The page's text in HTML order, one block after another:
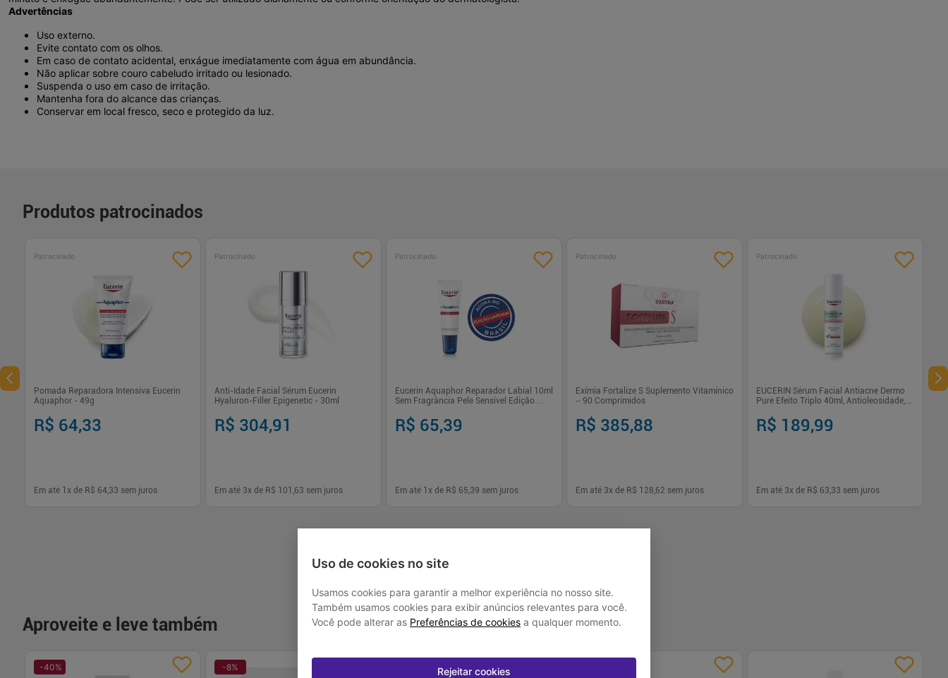
Uso de cookies no site
Usamos cookies para garantir a melhor experiência no nosso site.
Também usamos cookies para exibir anúncios relevantes para você.
Você pode alterar as Preferências de cookies a qualquer momento.
Rejeitar cookies
Advertências
Uso externo.
Evite contato com os olhos.
Em caso de contato acidental, enxágue imediatamente com água em abundância.
Não aplicar sobre couro cabeludo irritado ou lesionado.
Suspenda o uso em caso de irritação.
Mantenha fora do alcance das crianças.
Conservar em local fresco, seco e protegido da luz.
Produtos patrocinados
Patrocinado
Pomada Reparadora Intensiva Eucerin
Aquaphor - 49g
R$ 64,33
Em até 1 x de R$ 64,33 sem juros
Patrocinado
Anti-Idade Facial Sérum Eucerin
Hyaluron-Filler Epigenetic - 30ml
R$ 304,91
Em até 3x de R$ 101,63 sem juros
Patrocinado
Eucerin Aquaphor Reparador Labial 10ml
Sem Fragrância Pele Sensível Edição
R$ 65,39
Em até 1 x de R$ 65,39 sem juros
- 1 +
Patrocinado
Exímia Fortalize S Suplemento Vitamínico
– 90 Comprimidos
R$ 385,88
Em até 3x de R$ 128,62 sem juros
- 1 +
Patrocinado
EUCERIN Sérum Facial Antiacne Dermo
Pure Efeito Triplo 40ml, Antioleosidade,
R$ 189,99
Em até 3x de R$ 63,33 sem juros
Aproveite e leve também
-40% -8%